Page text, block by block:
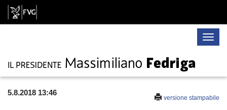
Toggle
versione stampabile
5.8.2018 13:46